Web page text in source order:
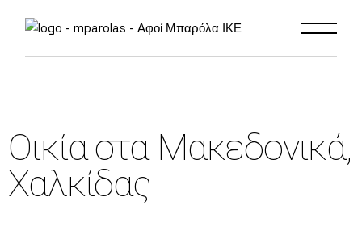
Οικία στα Μακεδονικά,
Χαλκίδας